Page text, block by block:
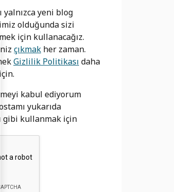
yalnızca yeni blog
olduğunda sizi
için kullanacağız.
çıkmak her zaman.
Gizlilik Politikası daha
kabul ediyorum
yukarıda
gibi kullanmak için